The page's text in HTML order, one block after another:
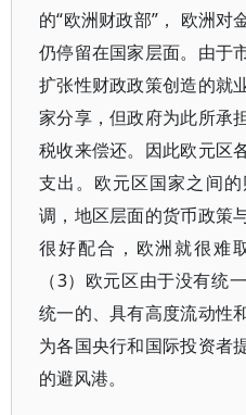
的“欧洲财政部”， 欧洲对
仍停留在国家层面。由于
扩张性财政政策创造的就
家分享，但政府为此所承
税收来偿还。因此欧元区
支出。欧元区国家之间
调，地区层面的货币政策
很好配合，欧洲就很难
（3）欧元区由于没有统
统一的、具有高度流动性
为各国央行和国际投资者
的避风港。